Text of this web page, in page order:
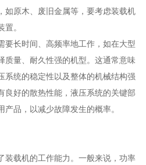
如原木、废旧金属等，要考虑装载机
。
要长时间、高频率地工作，如在大型
质量、耐久性强的机型。这通常意味
系统的稳定性以及整体的机械结构强
良好的散热性能，液压系统的关键部
品，以减少故障发生的概率。
装载机的工作能力。一般来说，功率